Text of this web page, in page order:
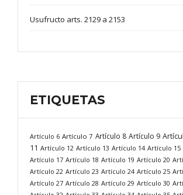
Usufructo arts. 2129 a 2153
ETIQUETAS
Artículo 6 Artículo 7 Artículo 8 Artículo 9
11 Artículo 12 Artículo 13 Artículo 14 Artículo 15
Artículo 17 Artículo 18 Artículo 19 Artículo 20
Artículo 22 Artículo 23 Artículo 24 Artículo 25
Artículo 27 Artículo 28 Artículo 29 Artículo 30